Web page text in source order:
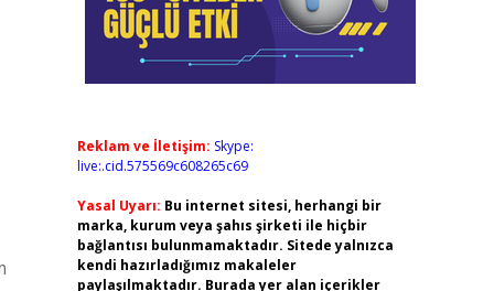
Reklam ve İletişim: Skype:
live:.cid.575569c608265c69
Yasal Uyarı: Bu internet sitesi, herhangi bir
marka, kurum veya şahıs şirketi ile hiçbir
bağlantısı bulunmamaktadır. Sitede yalnızca
kendi hazırladığımız makaleler
paylaşılmaktadır. Burada yer alan içerikler